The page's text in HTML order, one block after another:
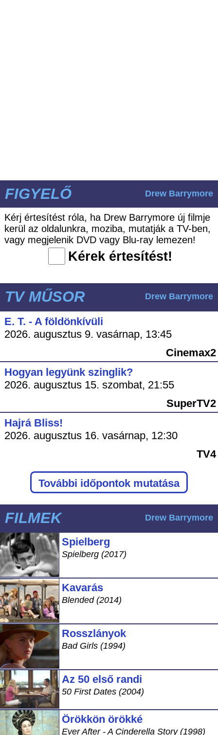
FIGYELŐ Drew Barrymore
Kérj értesítést róla, ha Drew Barrymore új filmje
kerül az oldalunkra, moziba, mutatják a TV-ben,
vagy megjelenik DVD vagy Blu-ray lemezen!
Kérek értesítést!
TV MŰSOR Drew Barrymore
E. T. - A földönkívüli
2026. augusztus 9. vasárnap, 13:45
Cinemax2
Hogyan legyünk szinglik?
2026. augusztus 15. szombat, 21:55
SuperTV2
Hajrá Bliss!
2026. augusztus 16. vasárnap, 12:30
TV4
További időpontok mutatása
FILMEK Drew Barrymore
Spielberg
Spielberg (2017)
Kavarás
Blended (2014)
Rosszlányok
Bad Girls (1994)
Az 50 első randi
50 First Dates (2004)
Örökkön örökké
Ever After - A Cinderella Story (1998)